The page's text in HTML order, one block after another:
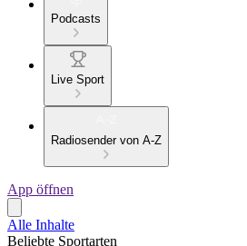
Podcasts
Live Sport
Radiosender von A-Z
App öffnen
Alle Inhalte
Beliebte Sportarten